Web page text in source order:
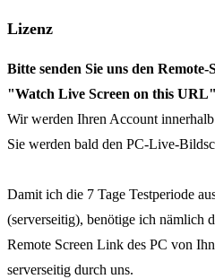
Lizenz
Bitte senden Sie uns den
"Watch Live Screen on this
Wir werden Ihren Account
Sie werden bald den PC-Live-
Damit ich die 7 Tage Testperiode
(serverseitig), benötige ich nämlich
Remote Screen Link des PC von
serverseitig durch uns.